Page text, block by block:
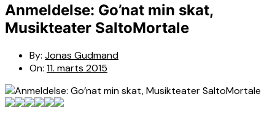
Anmeldelse: Go’nat min skat,
Musikteater SaltoMortale
By: Jonas Gudmand
On: 11. marts 2015